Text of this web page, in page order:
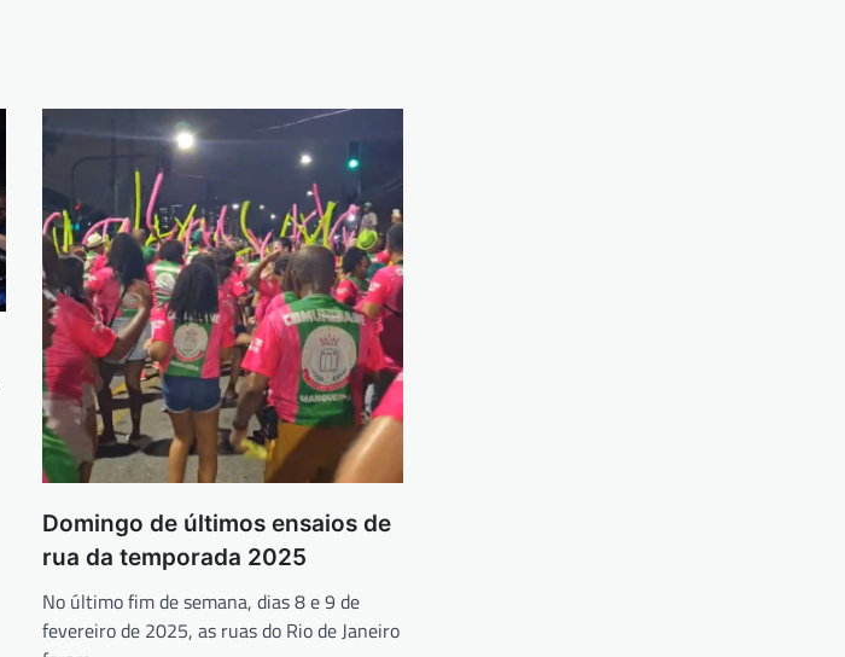
Domingo de últimos ensaios de
rua da temporada 2025
No último fim de semana, dias 8 e 9 de
fevereiro de 2025, as ruas do Rio de Janeiro